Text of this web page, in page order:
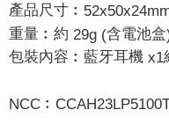
產品尺寸︰
重量︰約 29g (含電池盒
包裝內容︰藍牙耳機 x1
NCC ︰